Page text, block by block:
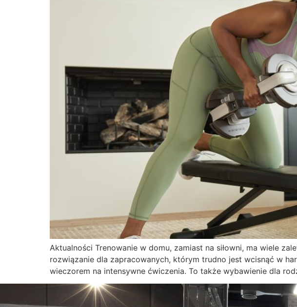
Aktualności Trenowanie w domu, zamiast na siłowni, ma wiele
rozwiązanie dla zapracowanych, którym trudno jest wcisnąć w
wieczorem na intensywne ćwiczenia. To także wybawienie dla